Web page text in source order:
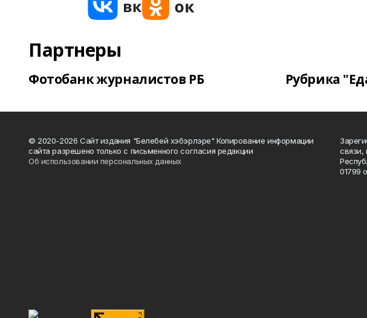
Партнеры
Фотобанк журналистов РБ Рубрика
© 2020-2026 Сайт издания "Белебей хэбэрлэре" Копирование информации
сайта разрешено только с письменного согласия редакции
Об использовании персональных данных
связи,
01799